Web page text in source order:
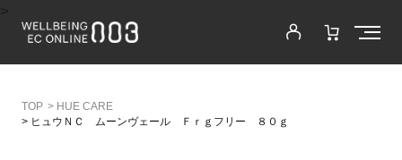
> HUE CARE
> ヒュウＮＣ ムーンヴェール Ｆｒｇフリー ８０ｇ